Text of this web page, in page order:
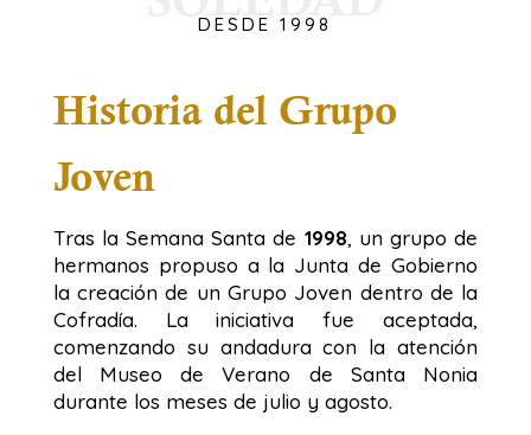
DESDE 1998
Historia del Grupo
Joven
Tras la Semana Santa de 1998, un grupo de
hermanos propuso a la Junta de Gobierno
la creación de un Grupo Joven dentro de la
Cofradía. La iniciativa fue aceptada,
comenzando su andadura con la atención
del Museo de Verano de Santa Nonia
durante los meses de julio y agosto.